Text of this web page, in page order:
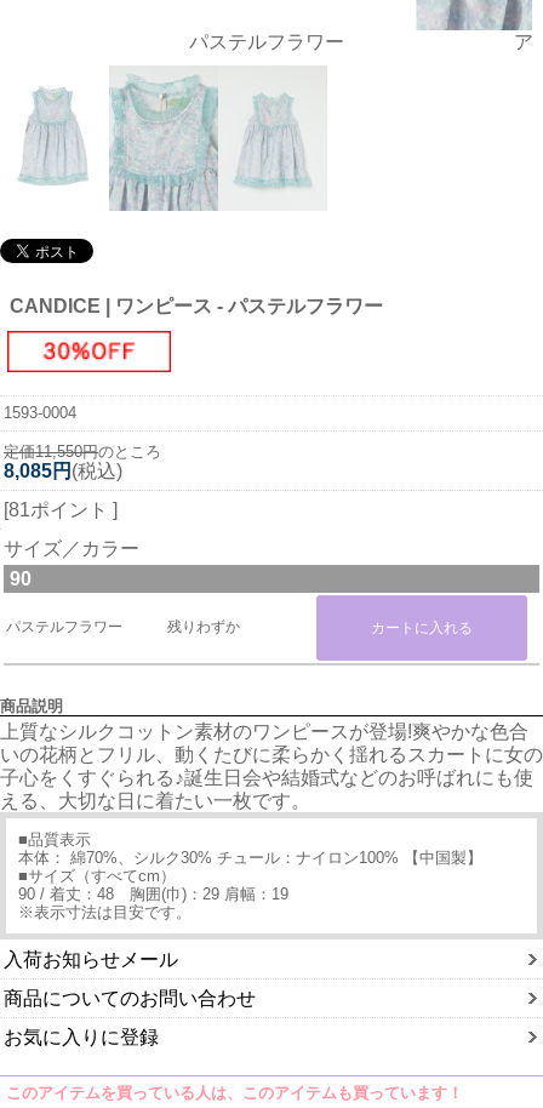
パステルフラワー ア
CANDICE | ワンピース - パステルフラワー
1593-0004
定価11,550円のところ
8,085円 (税込)
[81ポイント ]
サイズ／カラー
90
パステルフラワー 残りわずか
商品説明
上質なシルクコットン素材のワンピースが登場!爽やかな色合
いの花柄とフリル、動くたびに柔らかく揺れるスカートに女の
子心をくすぐられる♪誕生日会や結婚式などのお呼ばれにも使
える、大切な日に着たい一枚です。
■品質表示
本体： 綿70%、シルク30% チュール：ナイロン100% 【中国製】
■サイズ（すべてcm）
90 / 着丈：48 胸囲(巾)：29 肩幅：19
※表示寸法は目安です。
入荷お知らせメール
商品についてのお問い合わせ
お気に入りに登録
このアイテムを買っている人は、このアイテムも買っています！